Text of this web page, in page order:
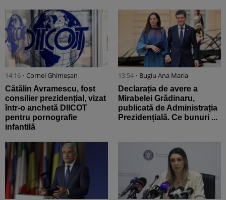
14:16 • Cornel Ghimeșan
Cătălin Avramescu, fost
consilier prezidențial, vizat
într-o anchetă DIICOT
pentru pornografie
infantilă
13:54 • Bugiu ⁠Ana Maria
Declarația de avere a
Mirabelei Grădinaru,
publicată de Administrația
Prezidențială. Ce bunuri ...